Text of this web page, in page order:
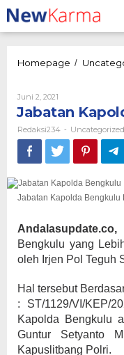
Lewati
ke
konten
Homepage /
Juni 2, 2021
Redaksi234
Jabatan
Redaksi234 - Uncategorized
Jabatan Kapolda Bengkulu
Bengkulu yang
oleh Irjen Pol Teguh
Hal tersebut
: ST/1129/VI/KEP/
Kapolda Bengkulu
Guntur Setyanto
Kapuslitbang Polri.